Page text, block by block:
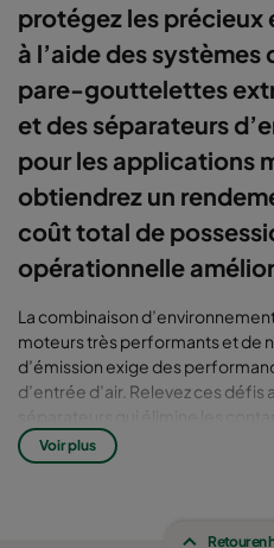
protégez les précieux
à l’aide des systèmes
pare-gouttelettes
et des séparateurs
pour les applications
obtiendrez un
coût total de
opérationnelle
La combinaison
moteurs très performants et de
d’émission exige des
d’entrée d’air. Relevez ces
séparateurs qui élimine les
quels que soient le degré
météorologiques.
Voir plus
Retour en